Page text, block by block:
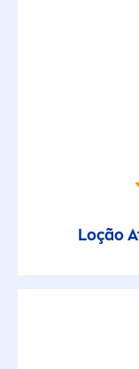
Loção